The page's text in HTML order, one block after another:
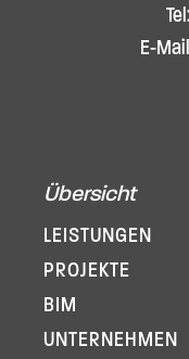
E-
Übersicht
LEISTUNGEN
PROJEKTE
BIM
UNTERNEHMEN